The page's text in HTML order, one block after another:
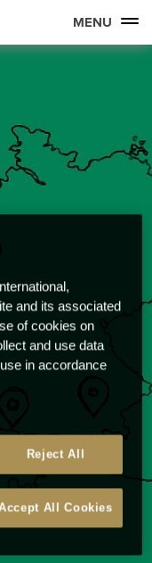
MENU
and its associated
of cookies on
and use data
in accordance
Reject All
Accept All Cookies